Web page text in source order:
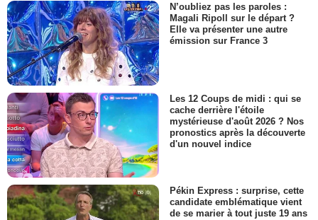
N’oubliez pas les paroles :
Magali Ripoll sur le départ ?
Elle va présenter une autre
émission sur France 3
Les 12 Coups de midi : qui se
cache derrière l'étoile
mystérieuse d'août 2026 ? Nos
pronostics après la découverte
d'un nouvel indice
Pékin Express : surprise, cette
candidate emblématique vient
de se marier à tout juste 19 ans